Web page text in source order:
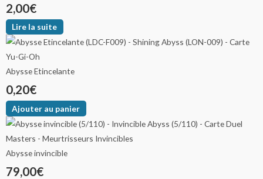
2,00€
Lire la suite
Abysse Etincelante
0,20€
Ajouter au panier
Abysse invincible
79,00€